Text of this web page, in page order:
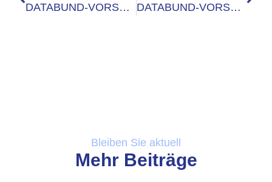
DATABUND-VORSTANDSVORSITZENDER BESUCHT WIRTSCHAFTSRAT DER CDU E.V. DATABUND-VORSTANDSVORSITZENDER BESUCHT CONSIST ITU ENVIRONMENTAL SOFTWARE GMBH
Bleiben Sie aktuell
Mehr Beiträge